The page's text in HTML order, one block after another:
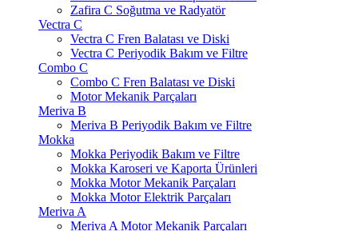
Zafira C Soğutma ve Radyatör
Vectra C
Vectra C Fren Balatası ve Diski
Vectra C Periyodik Bakım ve Filtre
Combo C
Combo C Fren Balatası ve Diski
Motor Mekanik Parçaları
Meriva B
Meriva B Periyodik Bakım ve Filtre
Mokka
Mokka Periyodik Bakım ve Filtre
Mokka Karoseri ve Kaporta Ürünleri
Mokka Motor Mekanik Parçaları
Mokka Motor Elektrik Parçaları
Meriva A
Meriva A Motor Mekanik Parçaları